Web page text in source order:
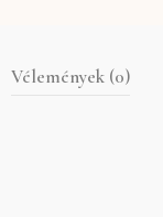
Vélemények (0)